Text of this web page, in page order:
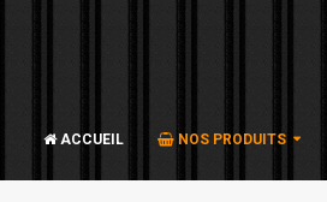
ACCUEIL NOS PRODUITS